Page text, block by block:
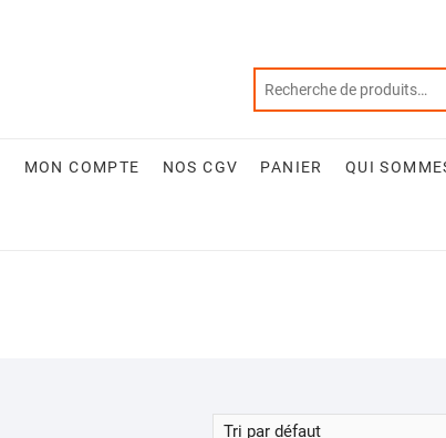
MON COMPTE NOS CGV PANIER QUI